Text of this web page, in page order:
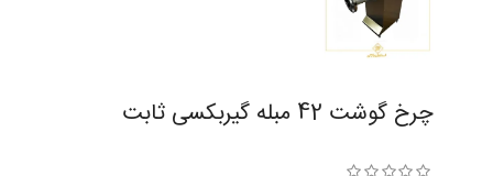
چرخ گوشت 42 مبله گیربکسی ثابت